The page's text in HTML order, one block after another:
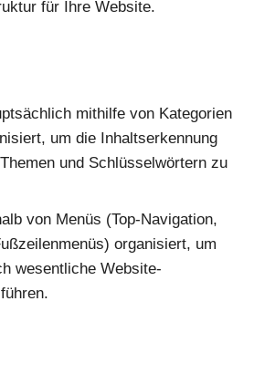
für Ihre Website.
mithilfe von Kategorien
um die Inhaltserkennung
und Schlüsselwörtern zu
von Menüs (Top-Navigation,
organisiert, um
wesentliche Website-